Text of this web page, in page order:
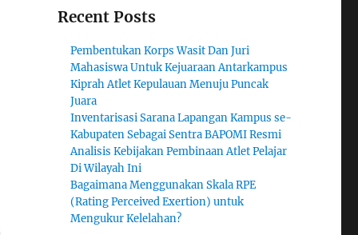
Recent Posts
Pembentukan Korps Wasit Dan Juri
Mahasiswa Untuk Kejuaraan Antarkampus
Kiprah Atlet Kepulauan Menuju Puncak
Juara
Inventarisasi Sarana Lapangan Kampus se-
Kabupaten Sebagai Sentra BAPOMI Resmi
Analisis Kebijakan Pembinaan Atlet Pelajar
Di Wilayah Ini
Bagaimana Menggunakan Skala RPE
(Rating Perceived Exertion) untuk
Mengukur Kelelahan?